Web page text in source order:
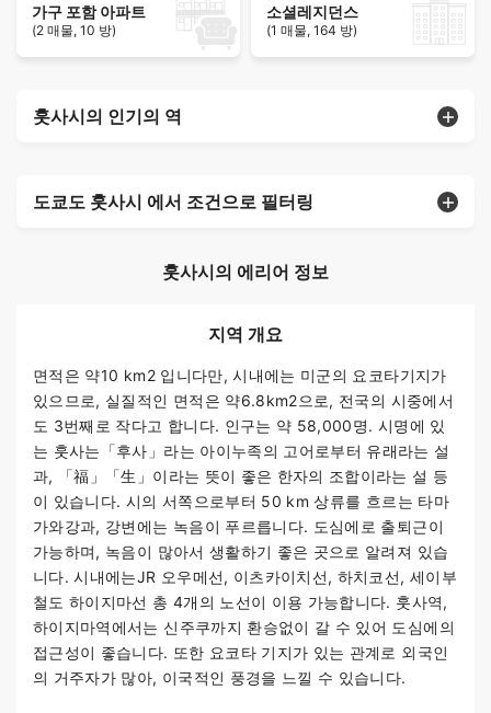
가구 포함 아파트
(2 매물, 10 방)
소셜레지던스
(1 매물, 164 방)
훗사시의 인기의 역
도쿄도 훗사시 에서 조건으로 필터링
훗사시의 에리어 정보
지역 개요
면적은 약10 km2 입니다만, 시내에는 미군의 요코타기지가
있으므로, 실질적인 면적은 약6.8km2으로, 전국의 시중에서
도 3번째로 작다고 합니다. 인구는 약 58,000명. 시명에 있
는 훗사는「후사」라는 아이누족의 고어로부터 유래라는 설
과, 「福」「生」이라는 뜻이 좋은 한자의 조합이라는 설 등
이 있습니다. 시의 서쪽으로부터 50 km 상류를 흐르는 타마
가와강과, 강변에는 녹음이 푸르릅니다. 도심에로 출퇴근이
가능하며, 녹음이 많아서 생활하기 좋은 곳으로 알려져 있습
니다. 시내에는JR 오우메선, 이츠카이치선, 하치코선, 세이부
철도 하이지마선 총 4개의 노선이 이용 가능합니다. 훗사역,
하이지마역에서는 신주쿠까지 환승없이 갈 수 있어 도심에의
접근성이 좋습니다. 또한 요코타 기지가 있는 관계로 외국인
의 거주자가 많아, 이국적인 풍경을 느낄 수 있습니다.